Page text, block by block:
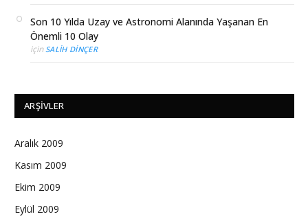
Son 10 Yılda Uzay ve Astronomi Alanında Yaşanan En
Önemli 10 Olay
için SALIH DINÇER
ARŞIVLER
Aralık 2009
Kasım 2009
Ekim 2009
Eylül 2009